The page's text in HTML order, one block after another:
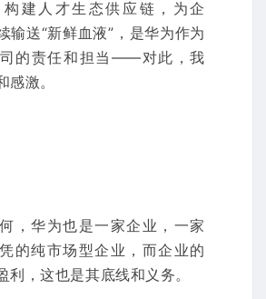
建人才生态供应链，为企
输送“新鲜血液”，是华为作为
的责任和担当——对此，我
感激。
，华为也是一家企业，一家
的纯市场型企业，而企业的
利，这也是其底线和义务。